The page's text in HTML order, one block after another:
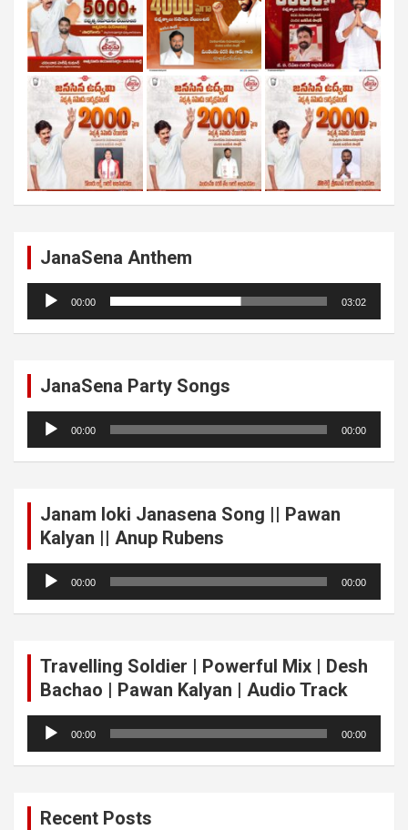
JanaSena Anthem
Audio
Player
00:00 03:02
JanaSena Party Songs
Audio
Player
00:00 00:00
Janam loki Janasena Song || Pawan
Kalyan || Anup Rubens
Audio
Player
00:00 00:00
Travelling Soldier | Powerful Mix | Desh
Bachao | Pawan Kalyan | Audio Track
Audio
Player
00:00 00:00
Recent Posts